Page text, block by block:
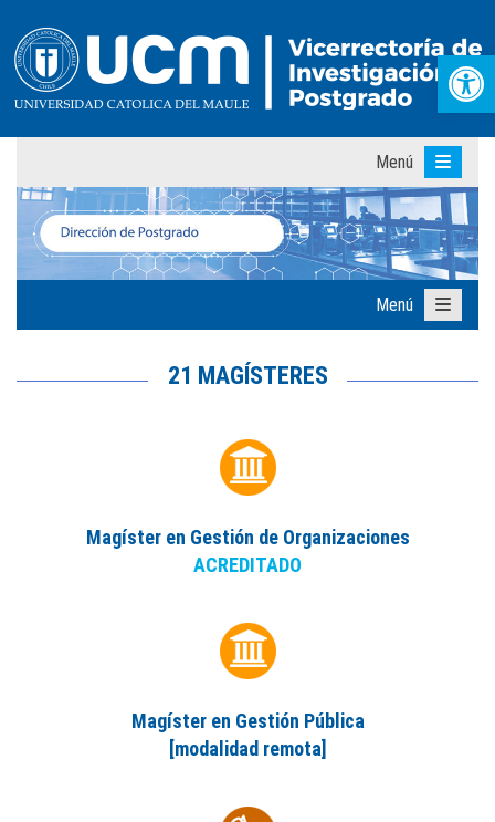
Menú
Menú
21 MAGÍSTERES
Magíster en Gestión de Organizaciones
ACREDITADO
Magíster en Gestión Pública
[modalidad remota]